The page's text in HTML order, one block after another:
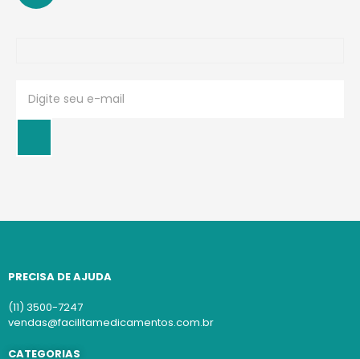
PRECISA DE AJUDA
(11) 3500-7247
vendas@facilitamedicamentos.com.br
CATEGORIAS